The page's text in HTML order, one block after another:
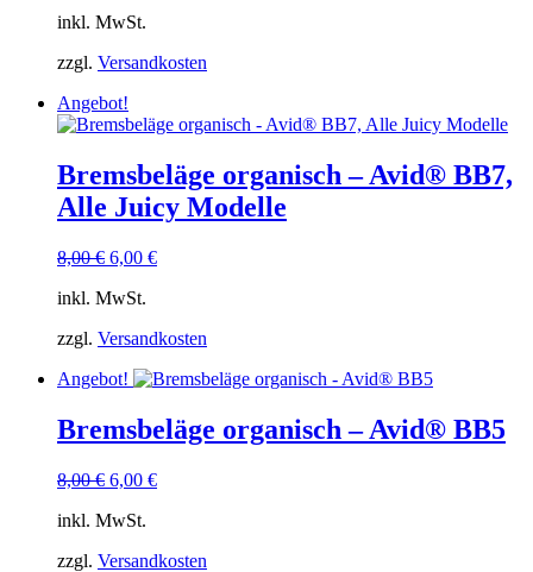
war:
inkl. MwSt.
zzgl. Versandkosten
Angebot!
Bremsbeläge organisch – Avid® BB7,
Alle Juicy Modelle
8,00€ Ursprünglicher
war:
6,00 €Aktueller
inkl. MwSt.
zzgl. Versandkosten
Angebot!
Bremsbeläge organisch – Avid® BB5
8,00€ Ursprünglicher
war:
6,00 €Aktueller
inkl. MwSt.
zzgl. Versandkosten